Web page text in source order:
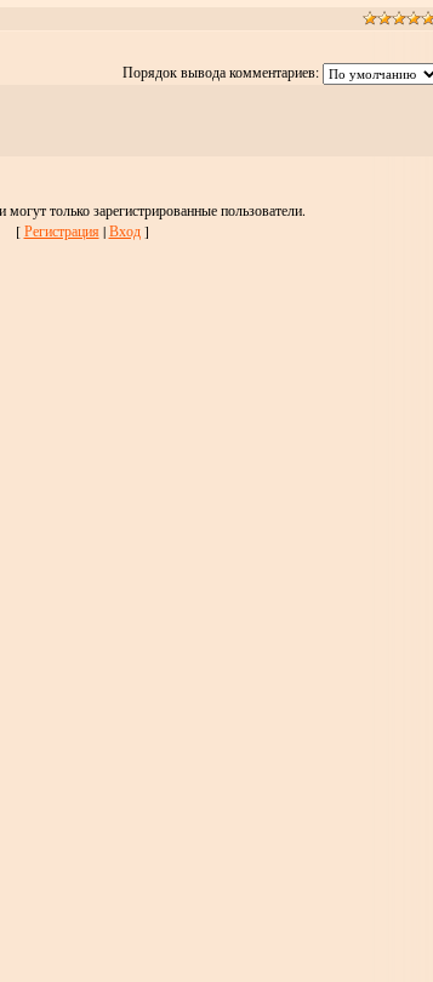
Порядок вывода комментариев:
только зарегистрированные пользователи.
[Регистрация |Вход]